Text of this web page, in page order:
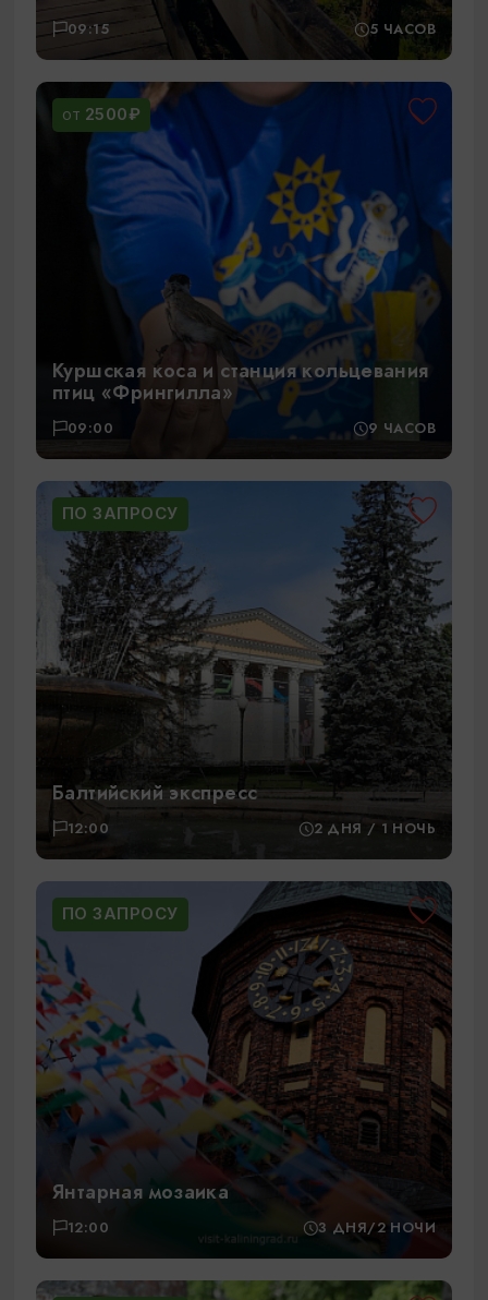
09:15 5 ЧАСОВ
ОТ 2500₽
Куршская коса и станция кольцевания
птиц «Фрингилла»
09:00 9 ЧАСОВ
ПО ЗАПРОСУ
Балтийский экспресс
12:00 2 ДНЯ / 1 НОЧЬ
ПО ЗАПРОСУ
Янтарная мозаика
12:00 3 ДНЯ/2 НОЧИ